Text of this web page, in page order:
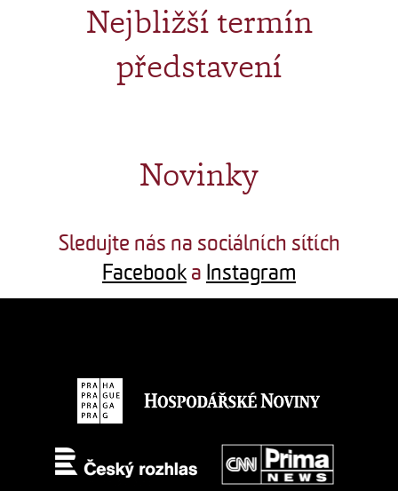
Nejbližší termín
představení
Novinky
Sledujte nás na sociálních sítích
Facebook a Instagram